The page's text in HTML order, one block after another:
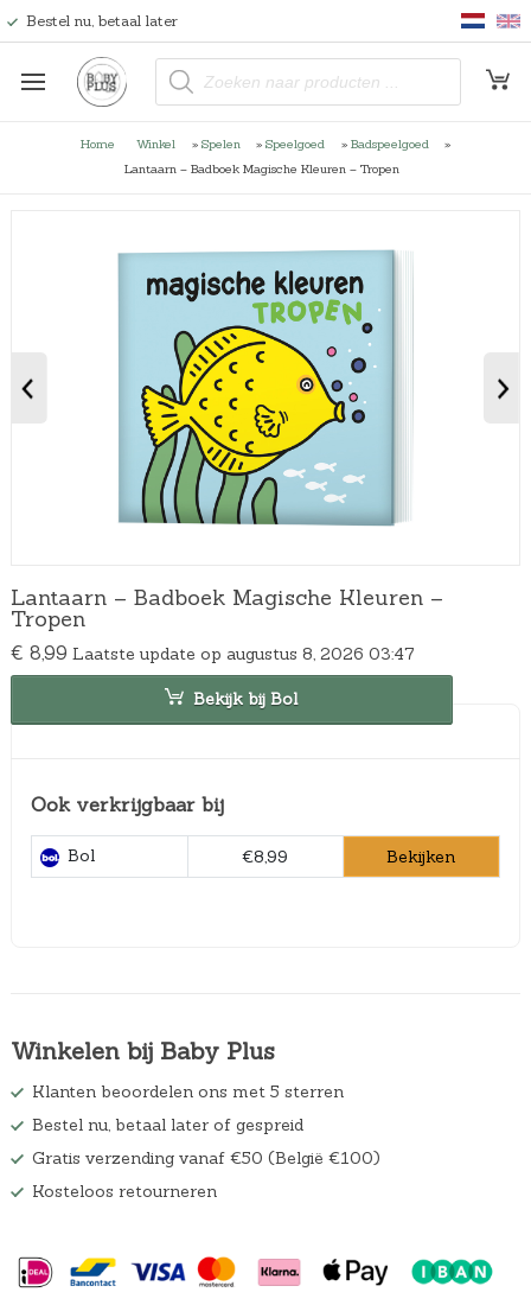
Bestel nu, betaal later
P
o
c
t
e
e
n
Home Winkel » Spelen » Speelgoed » Badspeelgoed
»
Lantaarn – Badboek Magische Kleuren – Tropen
Lantaarn – Badboek Magische Kleuren –
Tropen
€ 8,99 Laatste update op augustus 8, 2026 03:47
Bekijk bij Bol
Ook verkrijgbaar bij
Bol €8,99 Bekijken
Winkelen bij Baby Plus
Klanten beoordelen ons met 5 sterren
Bestel nu, betaal later of gespreid
Gratis verzending vanaf €50 (België €100)
Kosteloos retourneren